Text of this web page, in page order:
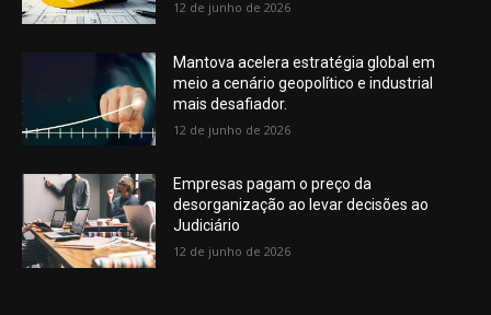
12 de junho de 2026
Mantova acelera estratégia global em
meio a cenário geopolítico e industrial
mais desafiador.
12 de junho de 2026
Empresas pagam o preço da
desorganização ao levar decisões ao
Judiciário
12 de junho de 2026